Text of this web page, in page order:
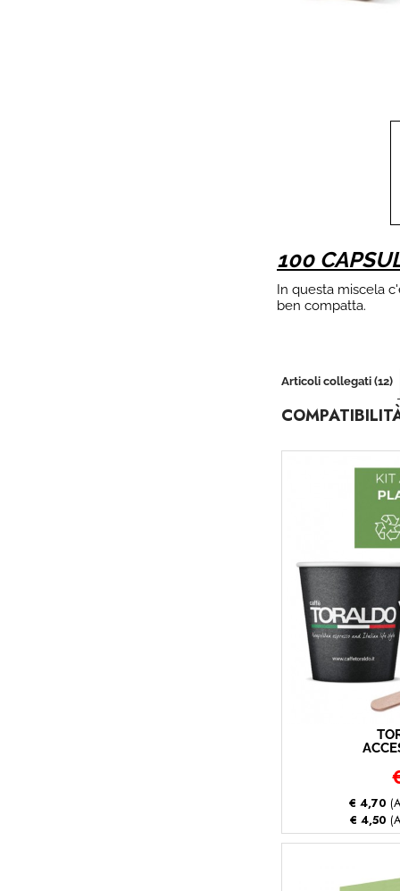
100
In questa miscela
ben compatta.
Articoli collegati (12)
€ 4,70
€ 4,50